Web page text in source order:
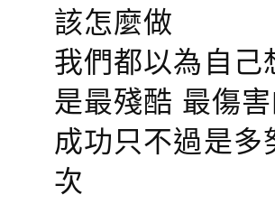
該怎麼做
我們都以為自己
是最殘酷 最傷
成功只不過是
次